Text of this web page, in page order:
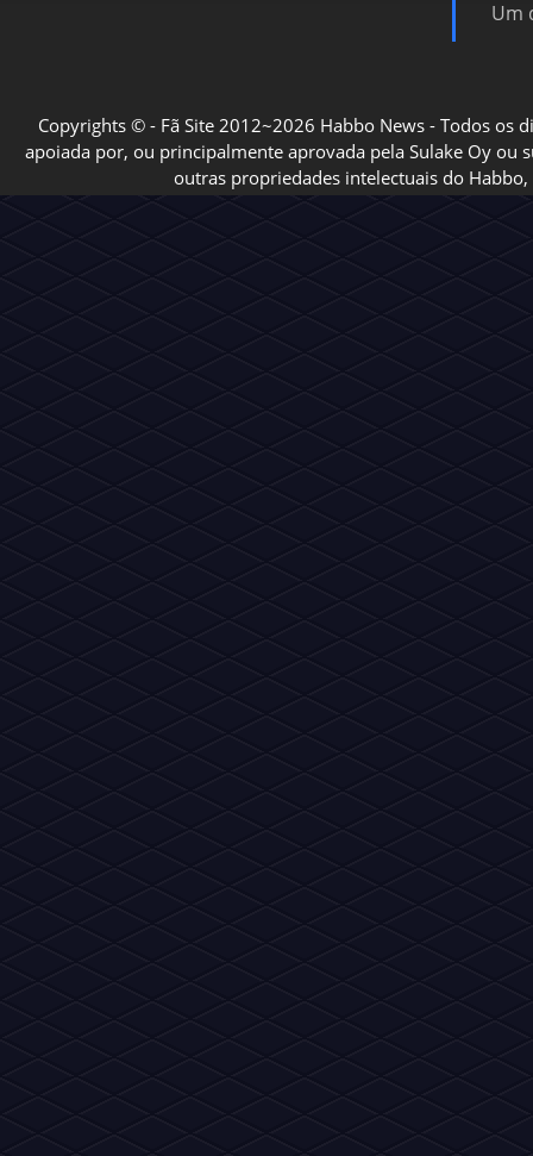
Um
Copyrights © - Fã Site 2012~2026 Habbo News - Todos os
apoiada por, ou principalmente aprovada pela Sulake Oy ou
outras propriedades intelectuais do